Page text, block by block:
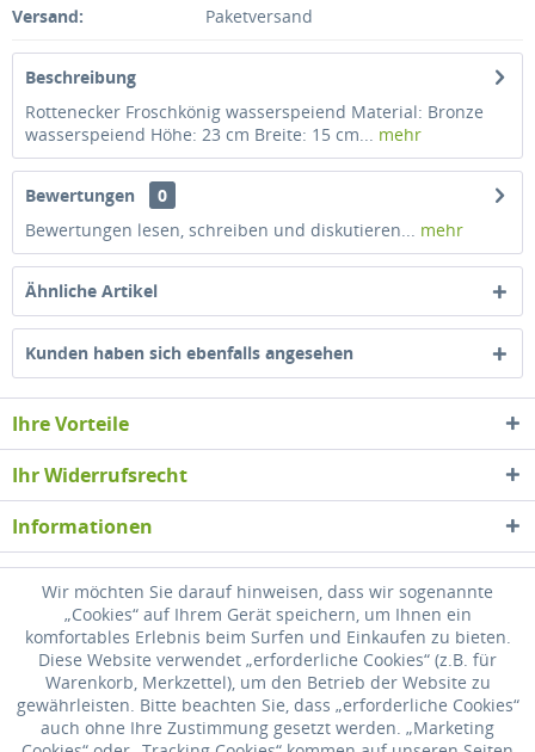
Versand:
Paketversand
Beschreibung
Rottenecker Froschkönig wasserspeiend Material: Bronze
wasserspeiend Höhe: 23 cm Breite: 15 cm... mehr
Bewertungen
0
Bewertungen lesen, schreiben und diskutieren... mehr
Ähnliche Artikel
Kunden haben sich ebenfalls angesehen
Ihre Vorteile
Ihr Widerrufsrecht
Informationen
* Alle Preise inkl. gesetzl. Mehrwertsteuer zzgl.Versandkosten, wenn nicht
anders beschrieben
Widerrufsrecht Versandkosten Datenschutz
Zahlung
Wir möchten Sie darauf hinweisen, dass wir sogenannte
„Cookies“ auf Ihrem Gerät speichern, um Ihnen ein
komfortables Erlebnis beim Surfen und Einkaufen zu bieten.
Diese Website verwendet „erforderliche Cookies“ (z.B. für
Warenkorb, Merkzettel), um den Betrieb der Website zu
gewährleisten. Bitte beachten Sie, dass „erforderliche Cookies“
auch ohne Ihre Zustimmung gesetzt werden. „Marketing